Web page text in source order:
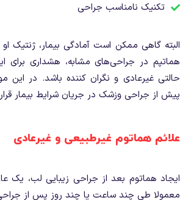
تکنیک نامناسب جراحی
البته گاهی ممکن است آمادگی بیمار، ژنتیک او
هماتپم در جراحی‌های مشابه، هشداری برای
حالتی غیرعادی و نگران کننده باشد. در این
پیش از جراحی وزشک در جریان شرایط بیمار
علائم هماتوم غیرطبیعی و غیرعادی
ایجاد هماتوم بعد از جراحی زیبایی لب، یک
معمولا طی چند ساعت یا چند روز پس از